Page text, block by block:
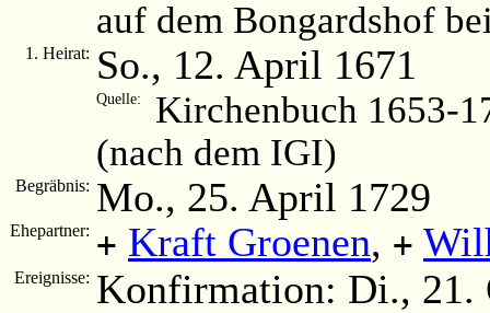
auf dem Bongardshof
1. Heirat: So., 12. April 1671
Quelle:
Kirchenbuch 1653-
(nach dem IGI)
Begräbnis: Mo., 25. April 1729
Ehepartner: + Kraft Groenen, +
Ereignisse: Konfirmation: Di., 21.